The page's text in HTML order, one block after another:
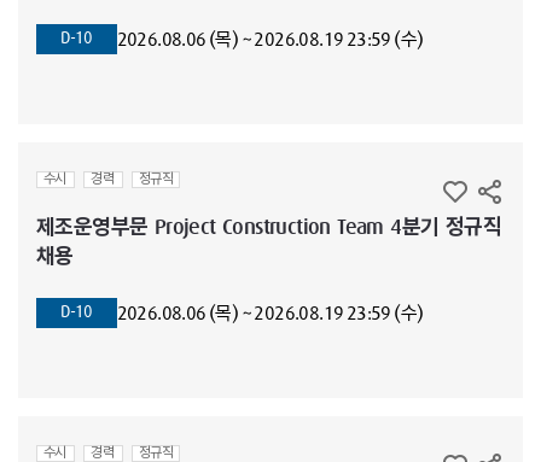
D-10 2026.08.06 (목) ~ 2026.08.19 23:59 (수)
수시 경력 정규직
제조운영부문 Project Construction Team 4분기 정규직
채용
D-10 2026.08.06 (목) ~ 2026.08.19 23:59 (수)
수시 경력 정규직